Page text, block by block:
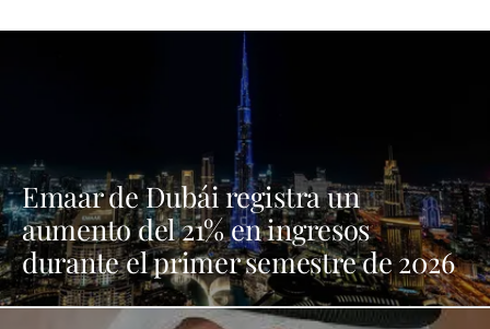
Emaar de Dubái registra un
aumento del 21% en ingresos
durante el primer semestre de 2026